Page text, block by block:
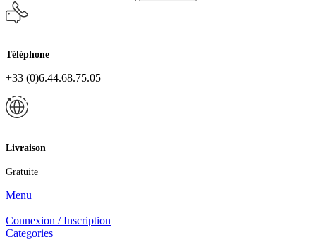
Téléphone
+33 (0)6.44.68.75.05
Livraison
Gratuite
Menu
Connexion / Inscription
Categories